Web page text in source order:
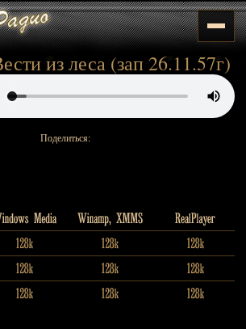
из леса (зап 26.11.57г)
Поделиться: